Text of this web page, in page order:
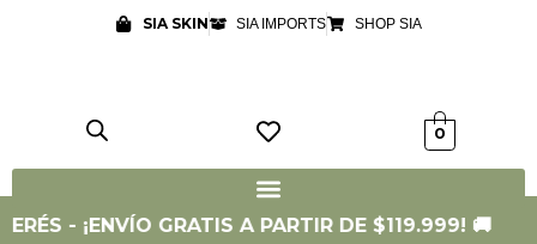
SIA SKIN SIA IMPORTS SHOP SIA
0
- ¡ENVÍO GRATIS A PARTIR DE $119.999! 🚚